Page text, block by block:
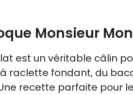
Monsieur
est un véritable câlin
raclette fondant, du
recette parfaite pour